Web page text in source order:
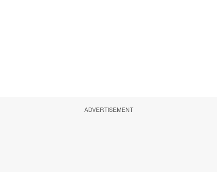
ADVERTISEMENT